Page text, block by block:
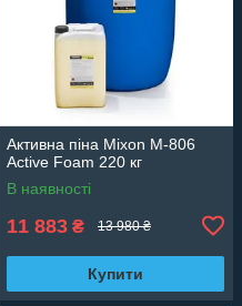
Активна піна Mixon M-806
Active Foam 220 кг
В наявності
11 883 ₴ 13 980 ₴
Купити